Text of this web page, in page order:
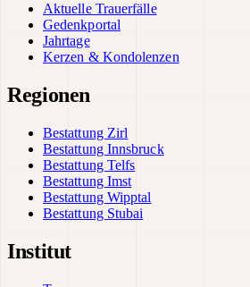
Aktuelle Trauerfälle
Gedenkportal
Jahrtage
Kerzen & Kondolenzen
Regionen
Bestattung Zirl
Bestattung Innsbruck
Bestattung Telfs
Bestattung Imst
Bestattung Wipptal
Bestattung Stubai
Institut